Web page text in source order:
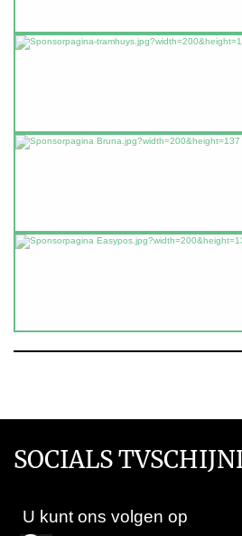
SOCIALS
U kunt ons volgen op